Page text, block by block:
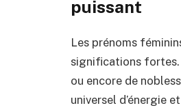
puissant
Les prénoms
significations fortes.
ou encore de
universel d’énergie